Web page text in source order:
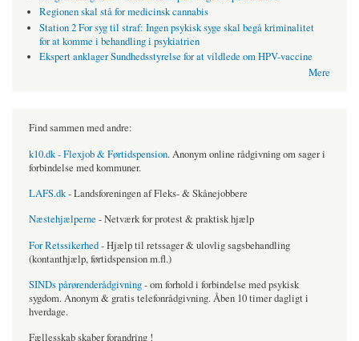
Regionen skal stå for medicinsk cannabis
Station 2 For syg til straf: Ingen psykisk syge skal begå kriminalitet
for at komme i behandling i psykiatrien
Ekspert anklager Sundhedsstyrelse for at vildlede om HPV-vaccine
Mere
Find sammen med andre:
k10.dk - Flexjob & Førtidspension. Anonym online rådgivning om sager i
forbindelse med kommuner.
LAFS.dk- Landsforeningen af Fleks- & Skånejobbere
Næstehjælperne - Netværk for protest & praktisk hjælp
For Retssikerhed- Hjælp til retssager & ulovlig sagsbehandling
(kontanthjælp, førtidspension m.fl.)
SINDs pårørenderådgivning- om forhold i forbindelse med psykisk
sygdom. Anonym & gratis telefonrådgivning. Åben 10 timer dagligt i
hverdage.
Fællesskab skaber forandring !